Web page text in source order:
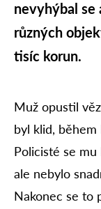
nevyhýbal se
různých
tisíc korun.
Muž opustil
byl klid, během
Policisté se
ale nebylo
Nakonec se to